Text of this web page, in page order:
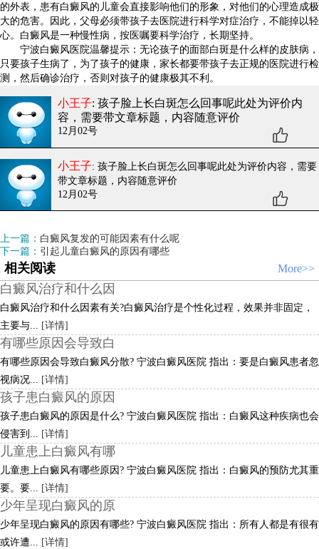
的外表，患有白癜风的儿童会直接影响他们的形象，对他们的心理造成极
大的危害。因此，父母必须带孩子去医院进行科学对症治疗，不能掉以轻
心。白癜风是一种慢性病，按医嘱要科学治疗，长期坚持。
宁波白癜风医院温馨提示：无论孩子的面部白斑是什么样的皮肤病，
只要孩子生病了，为了孩子的健康，家长都要带孩子去正规的医院进行检
测，然后确诊治疗，否则对孩子的健康极其不利。
小王子: 孩子脸上长白斑怎么回事呢此处为评价内
容，需要带文章标题，内容随意评价
12月02号
小王子: 孩子脸上长白斑怎么回事呢此处为评价内容，需要
带文章标题，内容随意评价
12月02号
上一篇： 白癜风复发的可能因素有什么呢
下一篇： 引起儿童白癜风的原因有哪些
相关阅读 More>>
白癜风治疗和什么因
白癜风治疗和什么因素有关?白癜风治疗是个性化过程，效果并非固定，
主要与... [详情]
有哪些原因会导致白
有哪些原因会导致白癜风分散? 宁波白癜风医院 指出：要是白癜风患者忽
视病况... [详情]
孩子患白癜风的原因
孩子患白癜风的原因是什么? 宁波白癜风医院 指出：白癜风这种疾病也会
侵害到... [详情]
儿童患上白癜风有哪
儿童患上白癜风有哪些原因? 宁波白癜风医院 指出：白癜风的预防尤其重
要。要... [详情]
少年呈现白癜风的原
少年呈现白癜风的原因有哪些? 宁波白癜风医院 指出：所有人都是有很有
或许遭... [详情]